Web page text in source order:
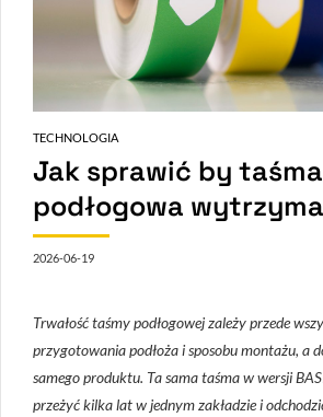
TECHNOLOGIA
Jak sprawić by taśma
podłogowa
2026-06-19
Trwałość taśmy podłogowej zależy przede
przygotowania podłoża i sposobu montażu, a
samego produktu. Ta sama taśma w wersji
przeżyć kilka lat w jednym zakładzie i